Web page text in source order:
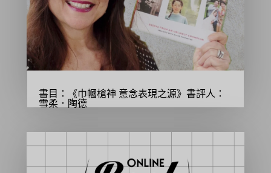
書目：《巾幗槍神 意念表現之源》書評人：
雪柔．陶德